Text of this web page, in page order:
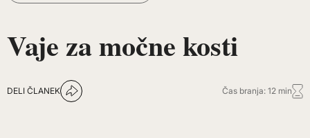
Vaje za močne kosti
DELI ČLANEK Čas branja: 12 min